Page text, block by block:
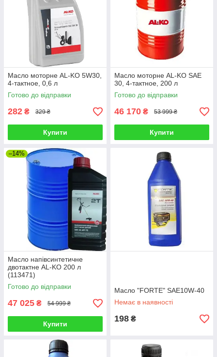
Масло моторне AL-KO 5W30,
4-тактное, 0,6 л
Готово до відправки
282 ₴ 329 ₴
Купити
Масло моторне AL-KO SAE
30, 4-тактное, 200 л
Готово до відправки
46 170 ₴ 53 999 ₴
Купити
–14%
Масло напівсинтетичне
двотактне AL-KO 200 л
(113471)
Готово до відправки
47 025 ₴ 54 999 ₴
Купити
Масло "FORTE" SAE10W-40
Немає в наявності
198 ₴